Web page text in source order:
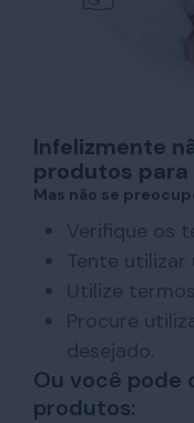
Infelizmente
produtos para
Mas não se
Verifique os
Tente utilizar
Utilize
Procure
desejado.
Ou você pode
produtos: